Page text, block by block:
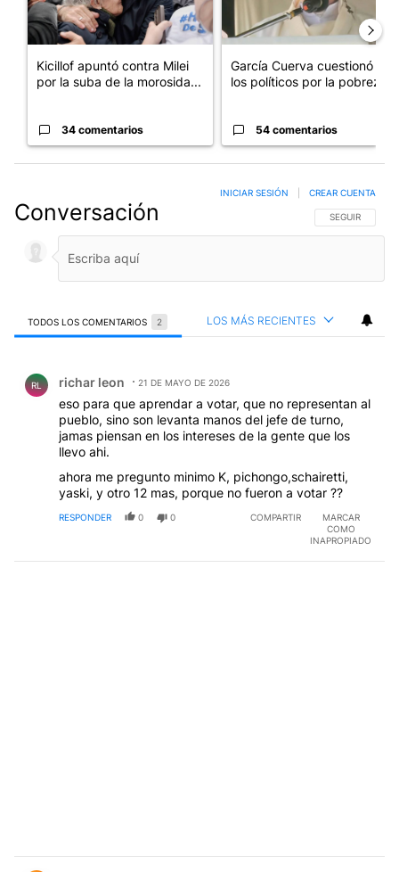
Kicillof apuntó contra Milei
por la suba de la morosida...
34 comentarios
García Cuerva cuestionó a
los políticos por la pobreza
54 comentarios
Conversación SIGA ESTA
SEGUIR
INICIAR SESIÓN CREAR CUENTA
TODOS LOS COMENTARIOS 2 LOS MÁS RECIENTES
RL richar leon 21 DE MAYO DE 2026
eso para que aprendar a votar, que no representan al
pueblo, sino son levanta manos del jefe de turno,
jamas piensan en los intereses de la gente que los
llevo ahi.
ahora me pregunto minimo K, pichongo,schairetti,
yaski, y otro 12 mas, porque no fueron a votar ??
RESPONDER 0 0 COMPARTIR
MARCAR
COMO
INAPROPIADO